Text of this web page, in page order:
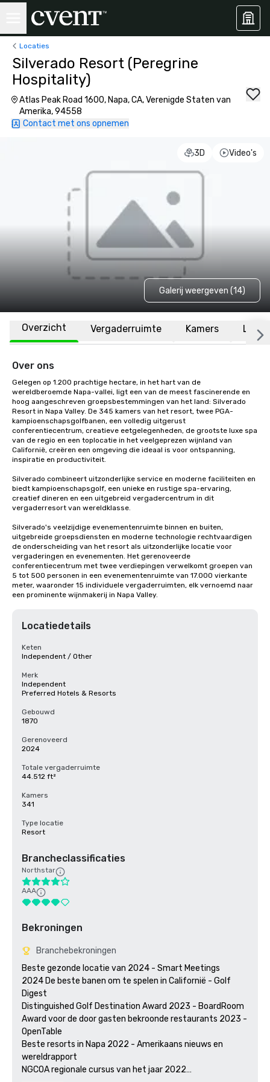
Locaties
Silverado Resort (Peregrine
Hospitality)
Atlas Peak Road 1600, Napa, CA, Verenigde Staten van
Amerika, 94558
Contact met ons opnemen
3D Video's
Galerij weergeven (14)
Overzicht Vergaderruimte Kamers
Over ons
Gelegen op 1.200 prachtige hectare, in het hart van de
wereldberoemde Napa-vallei, ligt een van de meest fascinerende en
hoog aangeschreven groepsbestemmingen van het land: Silverado
Resort in Napa Valley. De 345 kamers van het resort, twee PGA-
kampioenschapsgolfbanen, een volledig uitgerust
conferentiecentrum, creatieve eetgelegenheden, de grootste luxe spa
van de regio en een toplocatie in het veelgeprezen wijnland van
Californië, creëren een omgeving die ideaal is voor ontspanning,
inspiratie en productiviteit.
Silverado combineert uitzonderlijke service en moderne faciliteiten en
biedt kampioenschapsgolf, een unieke en rustige spa-ervaring,
creatief dineren en een uitgebreid vergadercentrum in dit
vergaderresort van wereldklasse.
Silverado's veelzijdige evenementenruimte binnen en buiten,
uitgebreide groepsdiensten en moderne technologie rechtvaardigen
de onderscheiding van het resort als uitzonderlijke locatie voor
vergaderingen en evenementen. Het gerenoveerde
conferentiecentrum met twee verdiepingen verwelkomt groepen van
5 tot 500 personen in een evenementenruimte van 17.000 vierkante
meter, waaronder 15 individuele vergaderruimten, elk vernoemd naar
een prominente wijnmakerij in Napa Valley.
Locatiedetails
Keten
Independent / Other
Merk
Independent
Preferred Hotels & Resorts
Gebouwd
1870
Gerenoveerd
2024
Totale vergaderruimte
44.512 ft²
Kamers
341
Type locatie
Resort
Brancheclassificaties
Northstar
AAA
Bekroningen
Branchebekroningen
Beste gezonde locatie van 2024 - Smart Meetings
2024 De beste banen om te spelen in Californië - Golf
Digest
Distinguished Golf Destination Award 2023 - BoardRoom
Award voor de door gasten bekroonde restaurants 2023 -
OpenTable
Beste resorts in Napa 2022 - Amerikaans nieuws en
wereldrapport
NGCOA regionale cursus van het jaar 2022